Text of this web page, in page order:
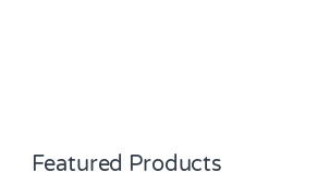
Featured Products